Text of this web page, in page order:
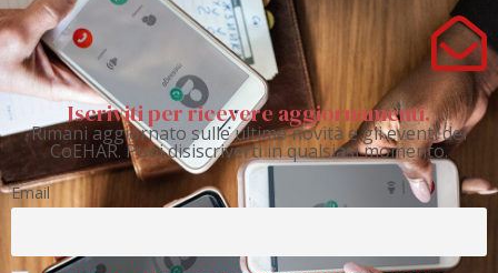
Iscriviti per ricevere aggiornamenti.
Rimani aggiornato sulle ultime novità e gli eventi del
CoEHAR. Puoi disiscriverti in qualsiasi momento.
Email